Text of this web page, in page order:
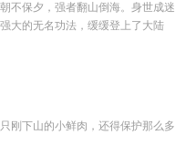
不保夕，强者翻山倒海。身世成迷
大的无名功法，缓缓登上了大陆
刚下山的小鲜肉，还得保护那么多